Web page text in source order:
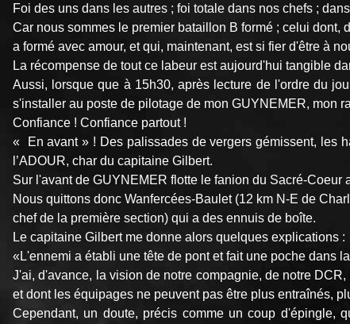
Foi des uns dans les autres ; foi totale dans nos chefs ;
Car nous sommes le premier bataillon B formé ; celui
a formé avec amour, et qui, maintenant, est si fier d'être à
La récompense de tout ce labeur est aujourd'hui tangible
Aussi, lorsque que à 15h30, après lecture de l'ordre du
s'installer au poste de pilotage de mon GUYNEMER, mon
Confiance ! Confiance partout !
« En avant » ! Des palissades de vergers gémissent, les
l’ADOUR, char du capitaine Gilbert.
Sur l'avant de GUYNEMER flotte le fanion du Sacré-Coeur
Nous quittons donc Wanfercées-Baulet (12 km N-E de
chef de la première section) qui a des ennuis de boîte.
Le capitaine Gilbert me donne alors quelques explications :
«L'ennemi a établi une tête de pont et fait une poche dans
J'ai, d'avance, la vision de notre compagnie, de notre
et dont les équipages ne peuvent pas être plus entraînés,
Cependant, un doute, précis comme un coup d'épingle,